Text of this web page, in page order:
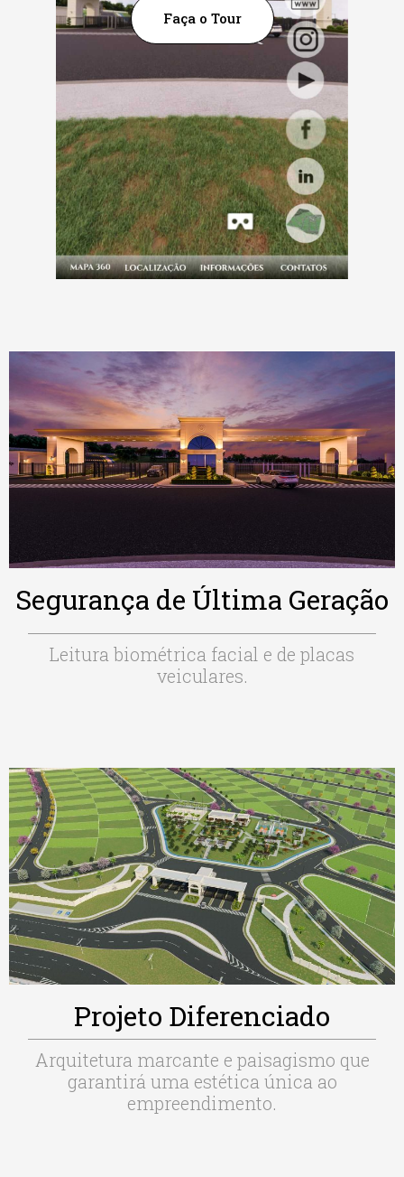
Faça o Tour
Segurança de Última Geração
Leitura biométrica facial e de placas
veiculares.
Projeto Diferenciado
Arquitetura marcante e paisagismo que
garantirá uma estética única ao
empreendimento.